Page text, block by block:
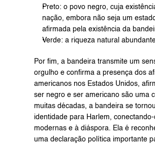
Preto: o povo negro, cuja
nação, embora não seja um
afirmada pela existência da
Verde: a riqueza natural
Por fim, a bandeira transmite um
orgulho e confirma a presença dos
americanos nos Estados Unidos,
ser negro e ser americano são uma
muitas décadas, a bandeira se
identidade para Harlem,
modernas e à diáspora. Ela é
uma declaração política importante